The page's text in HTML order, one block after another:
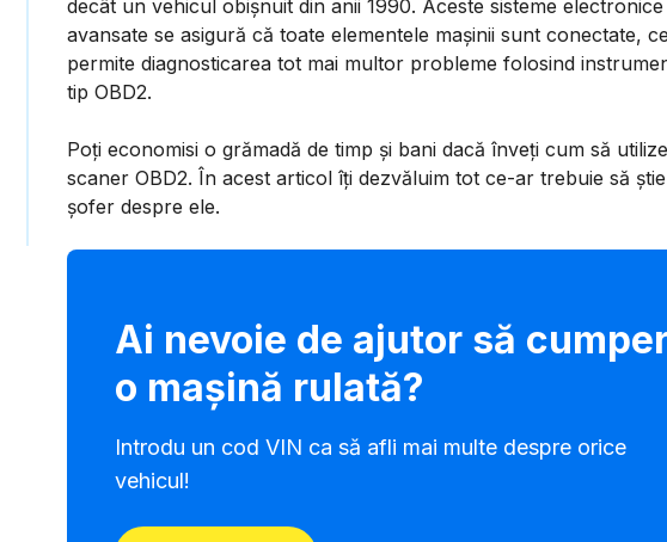
decât un vehicul obișnuit din anii 1990. Aceste sisteme electronice
avansate se asigură că toate elementele mașinii sunt conectate,
permite diagnosticarea tot mai multor probleme folosind
tip OBD2.
Poți economisi o grămadă de timp și bani dacă înveți cum să
scaner OBD2. În acest articol îți dezvăluim tot ce-ar trebuie să
șofer despre ele.
Ai nevoie de ajutor să
o mașină rulată?
Introdu un cod VIN ca să afli mai multe despre orice
vehicul!